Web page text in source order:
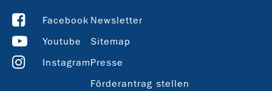
Facebook
Youtube
Instagram
Newsletter
Sitemap
Presse
Förderantrag stellen